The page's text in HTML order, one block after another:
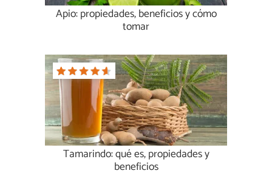
Apio: propiedades, beneficios y cómo
tomar
Tamarindo: qué es, propiedades y
beneficios